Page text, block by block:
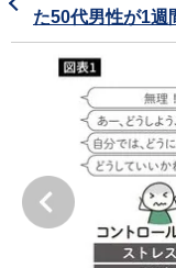
た50代男性が1週